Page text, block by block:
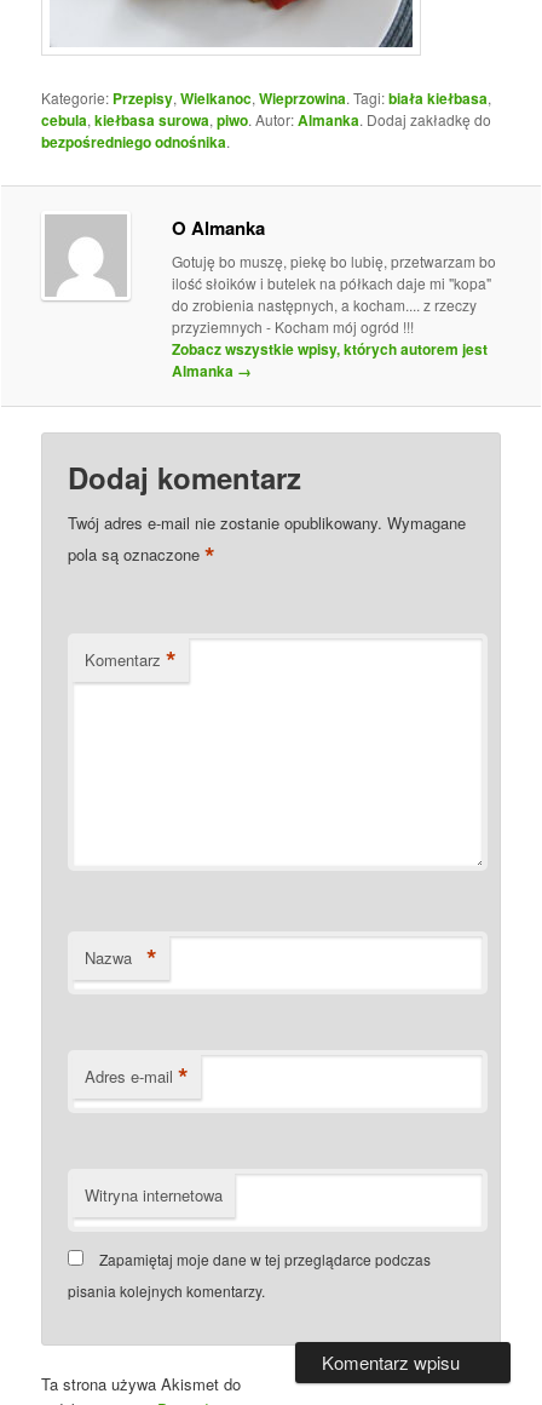
Kategorie: Przepisy,Wielkanoc,Wieprzowina. Tagi:biała kiełbasa,
cebula,kiełbasa surowa,piwo. Autor:Almanka. Dodaj zakładkę do
bezpośredniego odnośnika.
O Almanka
Gotuję bo muszę, piekę bo lubię, przetwarzam bo
ilość słoików i butelek na półkach daje mi "kopa"
do zrobienia następnych, a kocham.... z rzeczy
przyziemnych - Kocham mój ogród !!!
Zobacz wszystkie wpisy, których autorem jest
Almanka →
Dodaj komentarz
Twój adres e-mail nie zostanie opublikowany. Wymagane
pola są oznaczone*
Komentarz *
Nazwa *
Adres e-mail *
Witryna internetowa
Zapamiętaj moje dane w tej przeglądarce podczas
pisania kolejnych komentarzy.
Ta strona używa Akismet do